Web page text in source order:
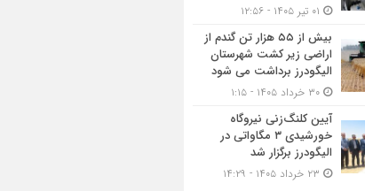
بیش از ۵۵ هزار تن گندم از
اراضی زیر کشت شهرستان
الیگودرز برداشت می شود
آیین کلنگ‌زنی نیروگاه
خورشیدی ۳ مگاواتی در
الیگودرز برگزار شد